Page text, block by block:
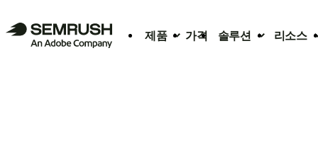
제품 가격 솔루션 리소스